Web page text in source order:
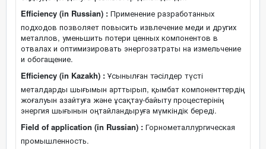
Efficiency (in Russian) : Применение разработанных
подходов позволяет повысить извлечение меди и других
металлов, уменьшить потери ценных компонентов в
отвалах и оптимизировать энергозатраты на измельчение
и обогащение.
Efficiency (in Kazakh) :Ұсынылған тәсілдер түсті
металдарды шығымын арттырып, қымбат компоненттердің
жоғалуын азайтуға және ұсақтау-байыту процестерінің
энергия шығынын оңтайландыруға мүмкіндік береді.
Field of application (in Russian) : Горнометаллургическая
промышленность.